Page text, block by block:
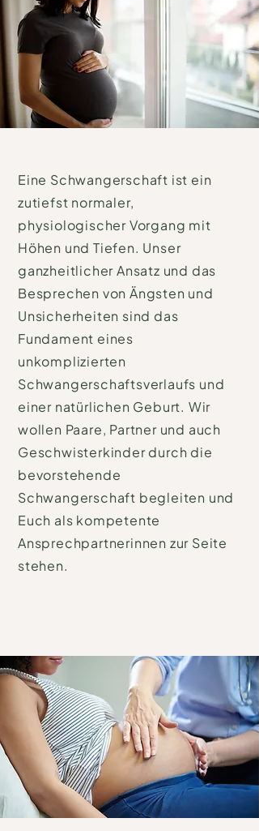
Eine Schwangerschaft ist ein
zutiefst normaler,
physiologischer Vorgang mit
Höhen und Tiefen. Unser
ganzheitlicher Ansatz und das
Besprechen von Ängsten und
Unsicherheiten sind das
Fundament eines
unkomplizierten
Schwangerschaftsverlaufs und
einer natürlichen Geburt. Wir
wollen Paare, Partner und auch
Geschwisterkinder durch die
bevorstehende
Schwangerschaft begleiten und
Euch als kompetente
Ansprechpartnerinnen zur Seite
stehen.